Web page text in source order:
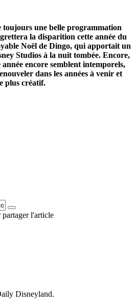
toujours une belle programmation
la disparition cette année du
Noël de Dingo, qui apportait un
Studios à la nuit tombée. Encore,
année encore semblent intemporels,
dans les années à venir et
plus créatif.
partager l'article
Disneyland.